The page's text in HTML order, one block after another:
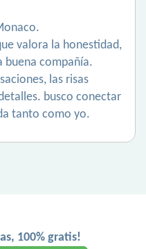
valora la honestidad,
buena compañía.
las risas
busco conectar
tanto como yo.
100% gratis!